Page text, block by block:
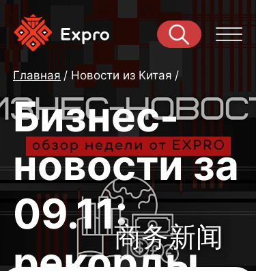
商务新闻
Главная Новости из Китая
Бизнес-
новости за
09.11: